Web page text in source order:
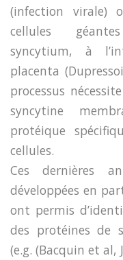
(infection virale)
cellules
syncytium, à
placenta
processus
syncytine
protéique
cellules.
Ces dernières
développées en
ont permis
des protéines de
(e.g. (Bacquin et al,